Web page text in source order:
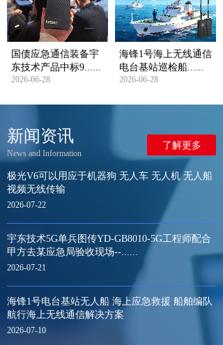
国债应急通信装备宇
东技术产品中标9......
2026-06-28
海锋1号海上无线通信
电台基站巡检船......
2026-06-28
News and Information
新闻资讯
极光V6可以用应于机器狗 无人车 无人机 无人船
视频无线传输
2026-07-22
宇东技术5G单兵图传YD-GB8010-5G工程师配合
甲方去某应急局验收现场--......
2026-07-21
海锋1号电台基站无人船 海上应急救援 船舶编队
航行海上无线通信解决方案
2026-07-10
了解更多